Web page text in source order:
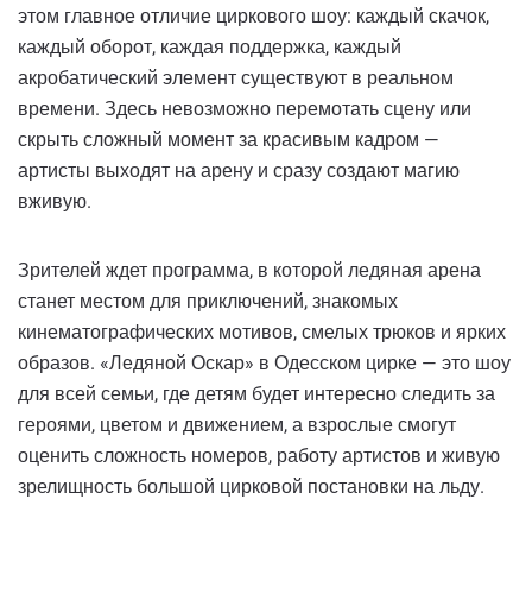
этом главное отличие циркового шоу: каждый скачок,
каждый оборот, каждая поддержка, каждый
акробатический элемент существуют в реальном
времени. Здесь невозможно перемотать сцену или
скрыть сложный момент за красивым кадром —
артисты выходят на арену и сразу создают магию
вживую.
Зрителей ждет программа, в которой ледяная арена
станет местом для приключений, знакомых
кинематографических мотивов, смелых трюков и ярких
образов. «Ледяной Оскар» в Одесском цирке — это шоу
для всей семьи, где детям будет интересно следить за
героями, цветом и движением, а взрослые смогут
оценить сложность номеров, работу артистов и живую
зрелищность большой цирковой постановки на льду.